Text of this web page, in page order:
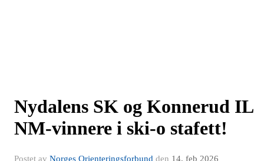
Nydalens SK og Konnerud IL
NM-vinnere i ski-o stafett!
Postet av Norges Orienteringsforbund den 14. feb 2026